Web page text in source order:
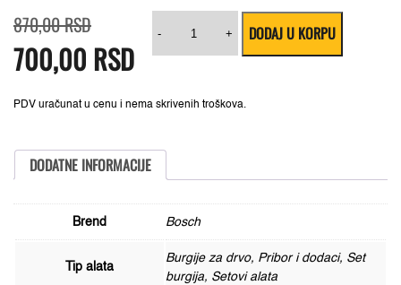
870,00RSDcena
je
bila:
870,00 RSD.
700,00 RSD
cena
je:
700,00 RSD.
PDV uračunat u cenu i nema skrivenih troškova.
-
delni
burgija
Bosch
+ DODAJ U KORPU
DODATNE INFORMACIJE
Brend Bosch
Tip alata
Burgije za drvo, Pribor i dodaci, Set
burgija, Setovi alata